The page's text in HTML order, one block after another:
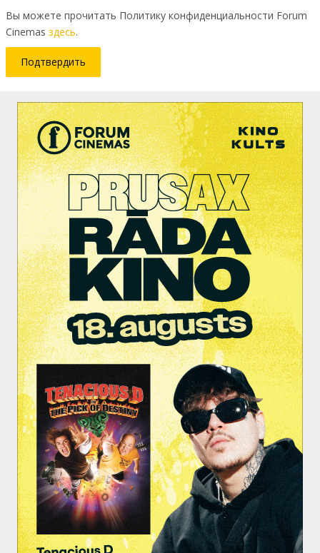
Вы можете прочитать Политику конфиденциальности Forum
Cinemas здесь.
Подтвердить